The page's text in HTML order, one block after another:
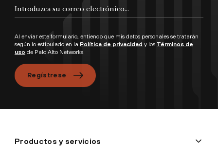
Al enviar este formulario, entiendo que mis datos personales se tratarán
según lo estipulado en la Política de privacidad y los Términos de
uso de Palo Alto Networks.
Regístrese
Productos y servicios